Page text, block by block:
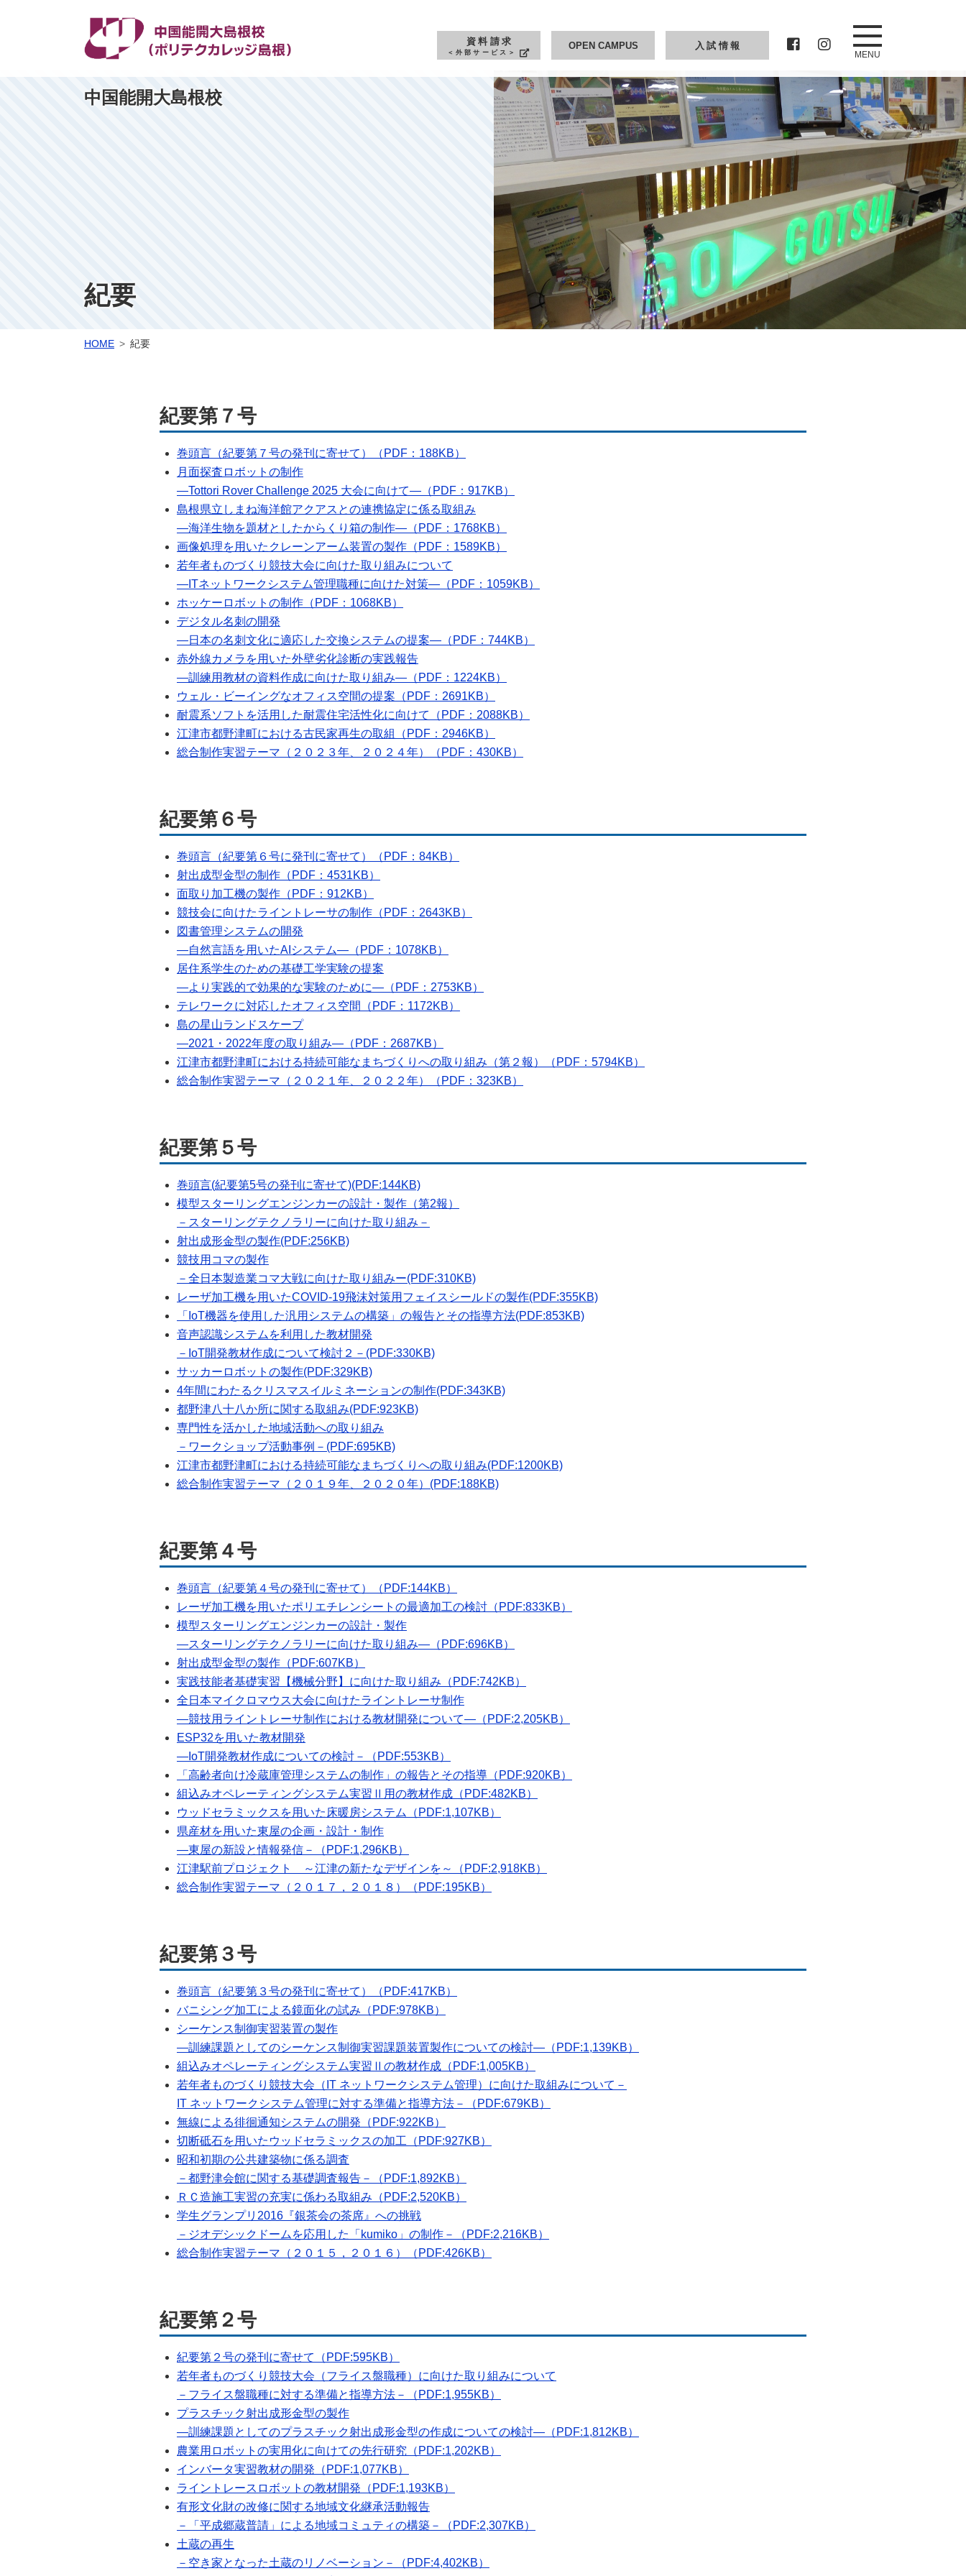
資料請求
＜外部サービス＞
OPEN CAMPUS 入試情報
MENU
中国能開大島根校
紀要
HOME 紀要
紀要第７号
巻頭言（紀要第７号の発刊に寄せて）（PDF：188KB）
月面探査ロボットの制作
―Tottori Rover Challenge 2025 大会に向けて―（PDF：917KB）
島根県立しまね海洋館アクアスとの連携協定に係る取組み
―海洋生物を題材としたからくり箱の制作―（PDF：1768KB）
画像処理を用いたクレーンアーム装置の製作（PDF：1589KB）
若年者ものづくり競技大会に向けた取り組みについて
―ITネットワークシステム管理職種に向けた対策―（PDF：1059KB）
ホッケーロボットの制作（PDF：1068KB）
デジタル名刺の開発
―日本の名刺文化に適応した交換システムの提案―（PDF：744KB）
赤外線カメラを用いた外壁劣化診断の実践報告
―訓練用教材の資料作成に向けた取り組み―（PDF：1224KB）
ウェル・ビーイングなオフィス空間の提案（PDF：2691KB）
耐震系ソフトを活用した耐震住宅活性化に向けて（PDF：2088KB）
江津市都野津町における古民家再生の取組（PDF：2946KB）
総合制作実習テーマ（２０２３年、２０２４年）（PDF：430KB）
紀要第６号
巻頭言（紀要第６号に発刊に寄せて）（PDF：84KB）
射出成型金型の制作（PDF：4531KB）
面取り加工機の製作（PDF：912KB）
競技会に向けたライントレーサの制作（PDF：2643KB）
図書管理システムの開発
―自然言語を用いたAIシステム―（PDF：1078KB）
居住系学生のための基礎工学実験の提案
―より実践的で効果的な実験のために―（PDF：2753KB）
テレワークに対応したオフィス空間（PDF：1172KB）
島の星山ランドスケープ
―2021・2022年度の取り組み―（PDF：2687KB）
江津市都野津町における持続可能なまちづくりへの取り組み（第２報）（PDF：5794KB）
総合制作実習テーマ（２０２１年、２０２２年）（PDF：323KB）
紀要第５号
巻頭言(紀要第5号の発刊に寄せて)(PDF:144KB)
模型スターリングエンジンカーの設計・製作（第2報）
－スターリングテクノラリーに向けた取り組み－
射出成形金型の製作(PDF:256KB)
競技用コマの製作
－全日本製造業コマ大戦に向けた取り組みー(PDF:310KB)
レーザ加工機を用いたCOVID-19飛沫対策用フェイスシールドの製作(PDF:355KB)
「IoT機器を使用した汎用システムの構築」の報告とその指導方法(PDF:853KB)
音声認識システムを利用した教材開発
－IoT開発教材作成について検討２－(PDF:330KB)
サッカーロボットの製作(PDF:329KB)
4年間にわたるクリスマスイルミネーションの制作(PDF:343KB)
都野津八十八か所に関する取組み(PDF:923KB)
専門性を活かした地域活動への取り組み
－ワークショップ活動事例－(PDF:695KB)
江津市都野津町における持続可能なまちづくりへの取り組み(PDF:1200KB)
総合制作実習テーマ（２０１９年、２０２０年）(PDF:188KB)
紀要第４号
巻頭言（紀要第４号の発刊に寄せて）（PDF:144KB）
レーザ加工機を用いたポリエチレンシートの最適加工の検討（PDF:833KB）
模型スターリングエンジンカーの設計・製作
―スターリングテクノラリーに向けた取り組み―（PDF:696KB）
射出成型金型の製作（PDF:607KB）
実践技能者基礎実習【機械分野】に向けた取り組み（PDF:742KB）
全日本マイクロマウス大会に向けたライントレーサ制作
―競技用ライントレーサ制作における教材開発について―（PDF:2,205KB）
ESP32を用いた教材開発
―IoT開発教材作成についての検討－（PDF:553KB）
「高齢者向け冷蔵庫管理システムの制作」の報告とその指導（PDF:920KB）
組込みオペレーティングシステム実習Ⅱ用の教材作成（PDF:482KB）
ウッドセラミックスを用いた床暖房システム（PDF:1,107KB）
県産材を用いた東屋の企画・設計・制作
―東屋の新設と情報発信－（PDF:1,296KB）
江津駅前プロジェクト ～江津の新たなデザインを～（PDF:2,918KB）
総合制作実習テーマ（２０１７，２０１８）（PDF:195KB）
紀要第３号
巻頭言（紀要第３号の発刊に寄せて）（PDF:417KB）
バニシング加工による鏡面化の試み（PDF:978KB）
シーケンス制御実習装置の製作
―訓練課題としてのシーケンス制御実習課題装置製作についての検討―（PDF:1,139KB）
組込みオペレーティングシステム実習Ⅱの教材作成（PDF:1,005KB）
若年者ものづくり競技大会（IT ネットワークシステム管理）に向けた取組みについて－
IT ネットワークシステム管理に対する準備と指導方法－（PDF:679KB）
無線による徘徊通知システムの開発（PDF:922KB）
切断砥石を用いたウッドセラミックスの加工（PDF:927KB）
昭和初期の公共建築物に係る調査
－都野津会館に関する基礎調査報告－（PDF:1,892KB）
ＲＣ造施工実習の充実に係わる取組み（PDF:2,520KB）
学生グランプリ2016『銀茶会の茶席』への挑戦
－ジオデシックドームを応用した「kumiko」の制作－（PDF:2,216KB）
総合制作実習テーマ（２０１５，２０１６）（PDF:426KB）
紀要第２号
紀要第２号の発刊に寄せて（PDF:595KB）
若年者ものづくり競技大会（フライス盤職種）に向けた取り組みについて
－フライス盤職種に対する準備と指導方法－（PDF:1,955KB）
プラスチック射出成形金型の製作
―訓練課題としてのプラスチック射出成形金型の作成についての検討―（PDF:1,812KB）
農業用ロボットの実用化に向けての先行研究（PDF:1,202KB）
インバータ実習教材の開発（PDF:1,077KB）
ライントレースロボットの教材開発（PDF:1,193KB）
有形文化財の改修に関する地域文化継承活動報告
－「平成郷蔵普請」による地域コミュティの構築－（PDF:2,307KB）
土蔵の再生
－空き家となった土蔵のリノベーション－（PDF:4,402KB）